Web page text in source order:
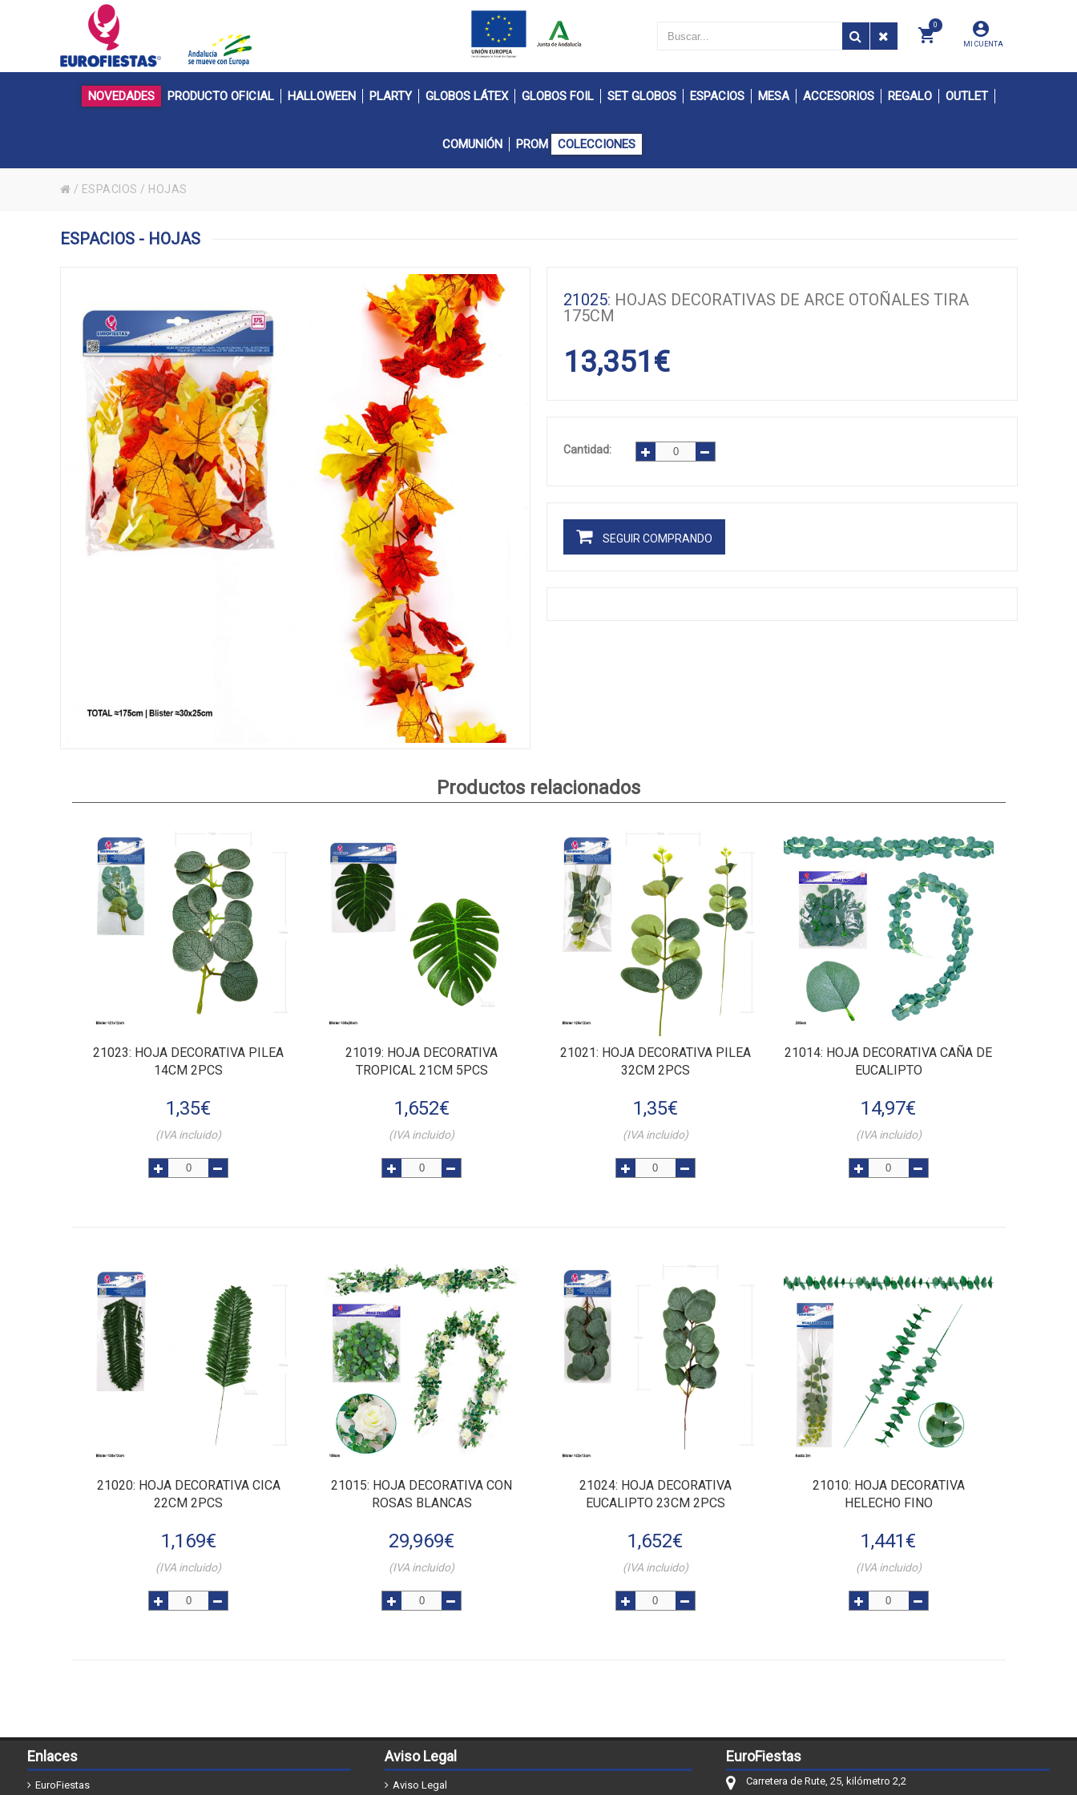
MI CUENTA
0
NOVEDADES PRODUCTO OFICIAL HALLOWEEN PLARTY GLOBOS LÁTEX GLOBOS FOIL SET GLOBOS ESPACIOS MESA ACCESORIOS REGALO OUTLET
COMUNIÓN PROM COLECCIONES
/ ESPACIOS / HOJAS
ESPACIOS - HOJAS
21025: HOJAS DECORATIVAS DE ARCE OTOÑALES TIRA
175CM
13,351€
Cantidad:
SEGUIR COMPRANDO
Productos relacionados
21023: HOJA DECORATIVA PILEA
14CM 2PCS
1,35€
(IVA incluido)
21019: HOJA DECORATIVA
TROPICAL 21CM 5PCS
1,652€
(IVA incluido)
21021: HOJA DECORATIVA PILEA
32CM 2PCS
1,35€
(IVA incluido)
21014: HOJA DECORATIVA CAÑA DE
EUCALIPTO
14,97€
(IVA incluido)
21020: HOJA DECORATIVA CICA
22CM 2PCS
1,169€
(IVA incluido)
21015: HOJA DECORATIVA CON
ROSAS BLANCAS
29,969€
(IVA incluido)
21024: HOJA DECORATIVA
EUCALIPTO 23CM 2PCS
1,652€
(IVA incluido)
21010: HOJA DECORATIVA
HELECHO FINO
1,441€
(IVA incluido)
Enlaces
EuroFiestas
Aviso Legal
Aviso Legal
EuroFiestas
Carretera de Rute, 25, kilómetro 2,2